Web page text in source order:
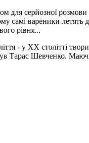
для серйозної
самі вареники летять
рівня...
- у XX столітті
Тарас Шевченко.